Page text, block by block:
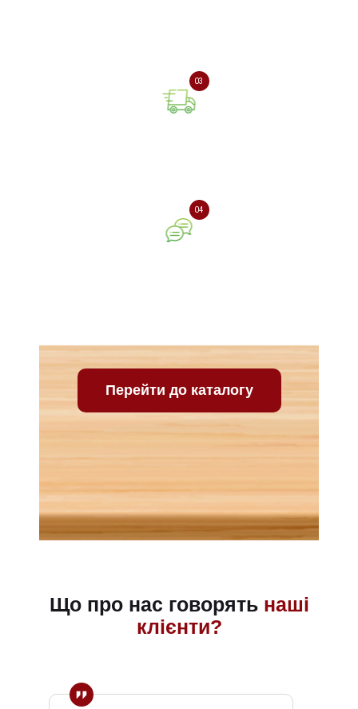
03
04
Перейти до каталогу
Що про нас говорять наші
клієнти?